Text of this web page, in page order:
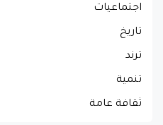
اجتماعيات
تاريخ
ترند
تنمية
ثقافة عامة